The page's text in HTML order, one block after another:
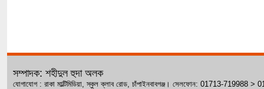
সম্পাদক: শহীদুল হুদা অলক
যোগাযোগ : রাকা মাল্টিমিডিয়া, স্কুল ক্লাব রোড, চাঁপাইনবাবগঞ্জ। সেলফোন: 01713-